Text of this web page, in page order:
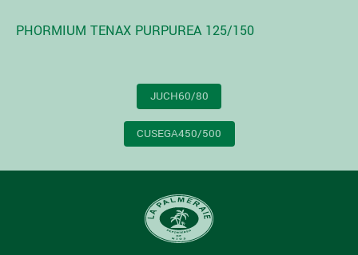
PHORMIUM TENAX PURPUREA 125/150
JUCH60/80
CUSEGA450/500